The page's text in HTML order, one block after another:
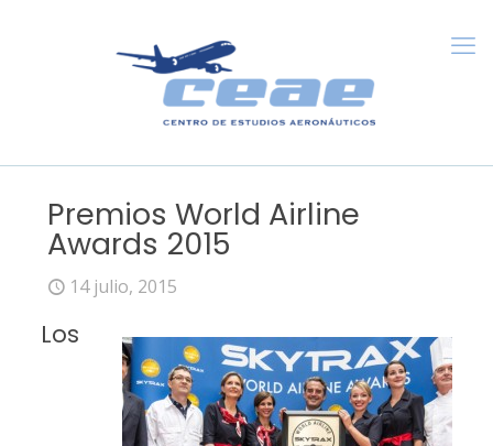
Premios World Airline
Awards 2015
14 julio, 2015
Los